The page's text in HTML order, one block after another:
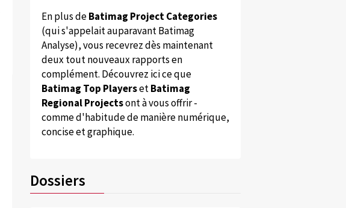
En plus deBatimag Project Categories
(qui s'appelait auparavant Batimag
Analyse), vous recevrez dès maintenant
deux tout nouveaux rapports en
complément. Découvrez ici ce que
Batimag Top PlayersetBatimag
Regional Projectsont à vous offrir -
comme d'habitude de manière numérique,
concise et graphique.
Dossiers